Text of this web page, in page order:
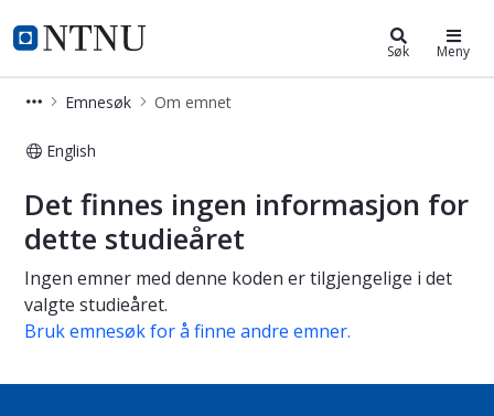
NTNU Hjemmeside
Studier Søk Meny
Emnesøk Om emnet
English
Om emnet
Det finnes ingen informasjon for
dette studieåret
Ingen emner med denne koden er tilgjengelige i det
valgte studieåret.
Bruk emnesøk for å finne andre emner.